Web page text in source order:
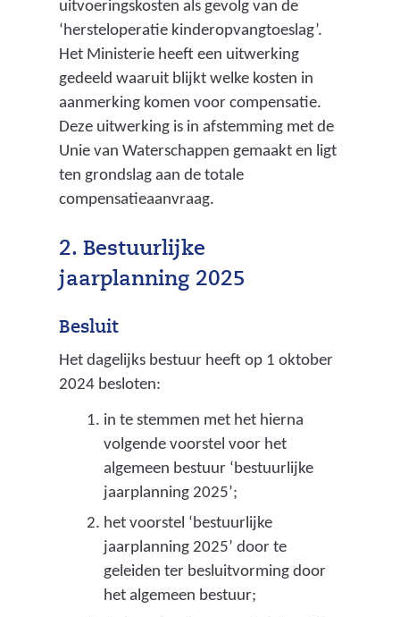
n
g
n
s
t
g
e
n
e
e
l
a
s
t
i
n
g
k
a
t
o
o
c
o
s
e
n
u
s
e
uitvoeringskosten als gevolg van de
‘hersteloperatie kinderopvangtoeslag’.
Het Ministerie heeft een uitwerking
gedeeld waaruit blijkt welke kosten in
aanmerking komen voor compensatie.
Deze uitwerking is in afstemming met de
Unie van Waterschappen gemaakt en ligt
ten grondslag aan de totale
compensatieaanvraag.
2. Bestuurlijke
jaarplanning 2025
Besluit
Het dagelijks bestuur heeft op 1 oktober
2024 besloten:
in te stemmen met het hierna
volgende voorstel voor het
algemeen bestuur ‘bestuurlijke
jaarplanning 2025’;
het voorstel ‘bestuurlijke
jaarplanning 2025’ door te
geleiden ter besluitvorming door
het algemeen bestuur;